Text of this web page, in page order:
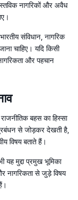
नागरिकों और अवैध
संविधान, नागरिक
चाहिए। यदि किसी
और पहचान
बहस का हिस्सा
प्रबंधन से जोड़कर देखती है,
विषय बताते हैं।
यह मुद्दा प्रमुख भूमिका
नागरिकता से जुड़े विषय